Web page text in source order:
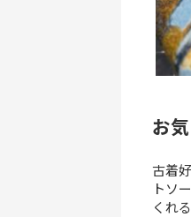
お
古着
トソ
くれ